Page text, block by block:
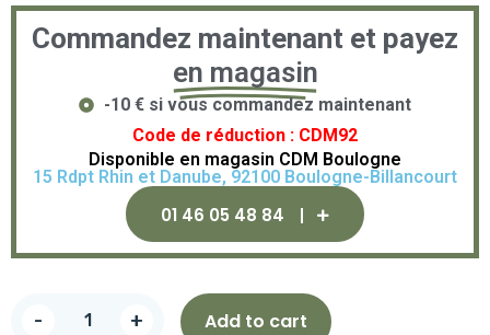
Commandez maintenant et payez
en magasin
-10 € si vous commandez maintenant
Code de réduction : CDM92
Disponible en magasin CDM Boulogne
15 Rdpt Rhin et Danube, 92100 Boulogne-Billancourt
01 46 05 48 84
- + Add to cart